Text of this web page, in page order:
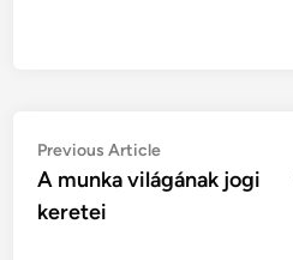
Bejegyzés
navigáció
Previous ArticlePrevious
article:
A munka világának jogi
keretei